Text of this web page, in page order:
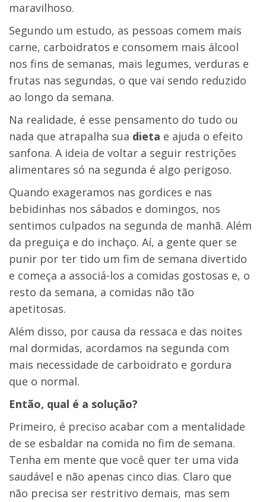
maravilhoso.
Segundo um estudo, as pessoas comem mais
carne, carboidratos e consomem mais álcool
nos fins de semanas, mais legumes, verduras e
frutas nas segundas, o que vai sendo reduzido
ao longo da semana.
Na realidade, é esse pensamento do tudo ou
nada que atrapalha sua dieta e ajuda o efeito
sanfona. A ideia de voltar a seguir restrições
alimentares só na segunda é algo perigoso.
Quando exageramos nas gordices e nas
bebidinhas nos sábados e domingos, nos
sentimos culpados na segunda de manhã. Além
da preguiça e do inchaço. Aí, a gente quer se
punir por ter tido um fim de semana divertido
e começa a associá-los a comidas gostosas e, o
resto da semana, a comidas não tão
apetitosas.
Além disso, por causa da ressaca e das noites
mal dormidas, acordamos na segunda com
mais necessidade de carboidrato e gordura
que o normal.
Então, qual é a solução?
Primeiro, é preciso acabar com a mentalidade
de se esbaldar na comida no fim de semana.
Tenha em mente que você quer ter uma vida
saudável e não apenas cinco dias. Claro que
não precisa ser restritivo demais, mas sem